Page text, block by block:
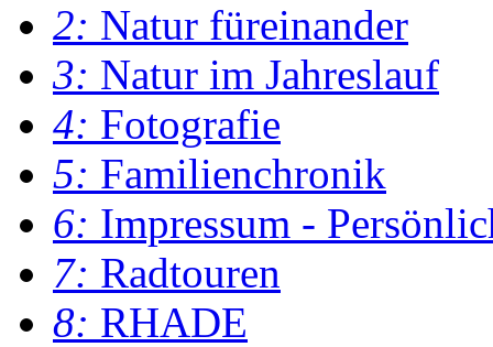
2: Natur füreinander
3: Natur im Jahreslauf
4: Fotografie
5: Familienchronik
6: Impressum -
7: Radtouren
8: RHADE